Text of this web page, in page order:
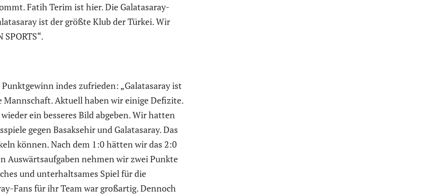
Fatih Terim ist hier. Die Galatasaray-
ist der größte Klub der Türkei. Wir
indes zufrieden: „Galatasaray ist
Mannschaft. Aktuell haben wir einige Defizite.
ein besseres Bild abgeben. Wir hatten
gegen Basaksehir und Galatasaray. Das
können. Nach dem 1:0 hätten wir das 2:0
Auswärtsaufgaben nehmen wir zwei Punkte
und unterhaltsames Spiel für die
Fans für ihr Team war großartig. Dennoch